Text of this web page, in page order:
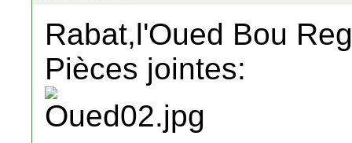
Rabat,l'Oued Bou
Pièces jointes: